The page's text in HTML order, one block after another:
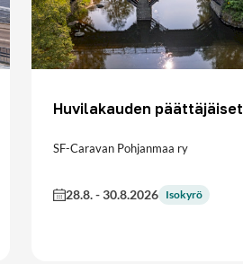
Huvilakauden päättäjäiset
SF-Caravan Pohjanmaa ry
28.8.-30.8.2026 Isokyrö